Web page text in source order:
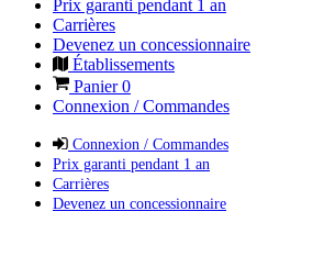
Prix garanti pendant 1 an
Carrières
Devenez un concessionnaire
Établissements
Panier0
Connexion / Commandes
Connexion / Commandes
Prix garanti pendant 1 an
Carrières
Devenez un concessionnaire